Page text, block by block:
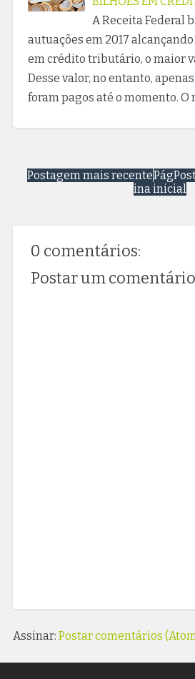
A Receita Federal
autuações em 2017
em crédito tributário, o maior
Desse valor, no entanto,
foram pagos até o momento. O
Postagem mais recentePág
ina inicial
0 comentários:
Postar um comentário
Assinar: Postar comentários